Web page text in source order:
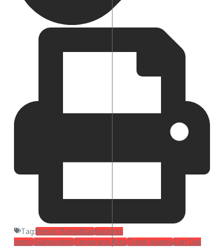
Tag:Berkah RamadhanKapolres
metroSilahturahmiTangerang KotaTokoh AgamaZain Dwi